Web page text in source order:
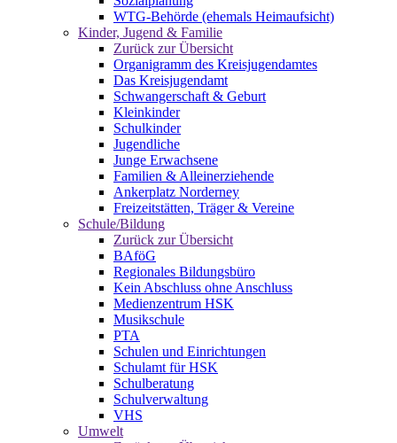
WTG-Behörde (ehemals Heimaufsicht)
Kinder, Jugend & Familie
Zurück zur Übersicht
Organigramm des Kreisjugendamtes
Das Kreisjugendamt
Schwangerschaft & Geburt
Kleinkinder
Schulkinder
Jugendliche
Junge Erwachsene
Familien & Alleinerziehende
Ankerplatz Norderney
Freizeitstätten, Träger & Vereine
Schule/Bildung
Zurück zur Übersicht
BAföG
Regionales Bildungsbüro
Kein Abschluss ohne Anschluss
Medienzentrum HSK
Musikschule
PTA
Schulen und Einrichtungen
Schulamt für HSK
Schulberatung
Schulverwaltung
VHS
Umwelt